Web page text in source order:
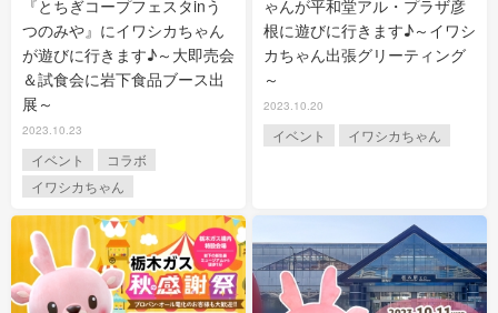
『とちぎコープフェスタinう
つのみや』にイワシカちゃん
が遊びに行きます♪～大即売会
＆試食会に岩下食品ブース出
展～
2023.10.23
イベント
コラボ
イワシカちゃん
ゃんが平和堂アル・プラザ彦
根に遊びに行きます♪～イワシ
カちゃん出張グリーティング
～
2023.10.20
イベント イワシカちゃん